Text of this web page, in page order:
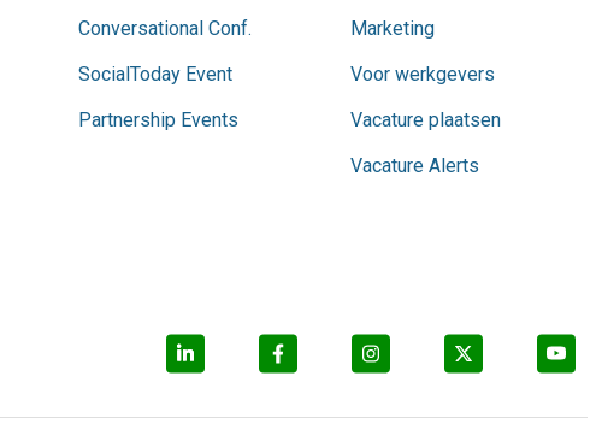
Conversational Conf.
SocialToday Event
Partnership Events
Marketing
Voor werkgevers
Vacature plaatsen
Vacature Alerts